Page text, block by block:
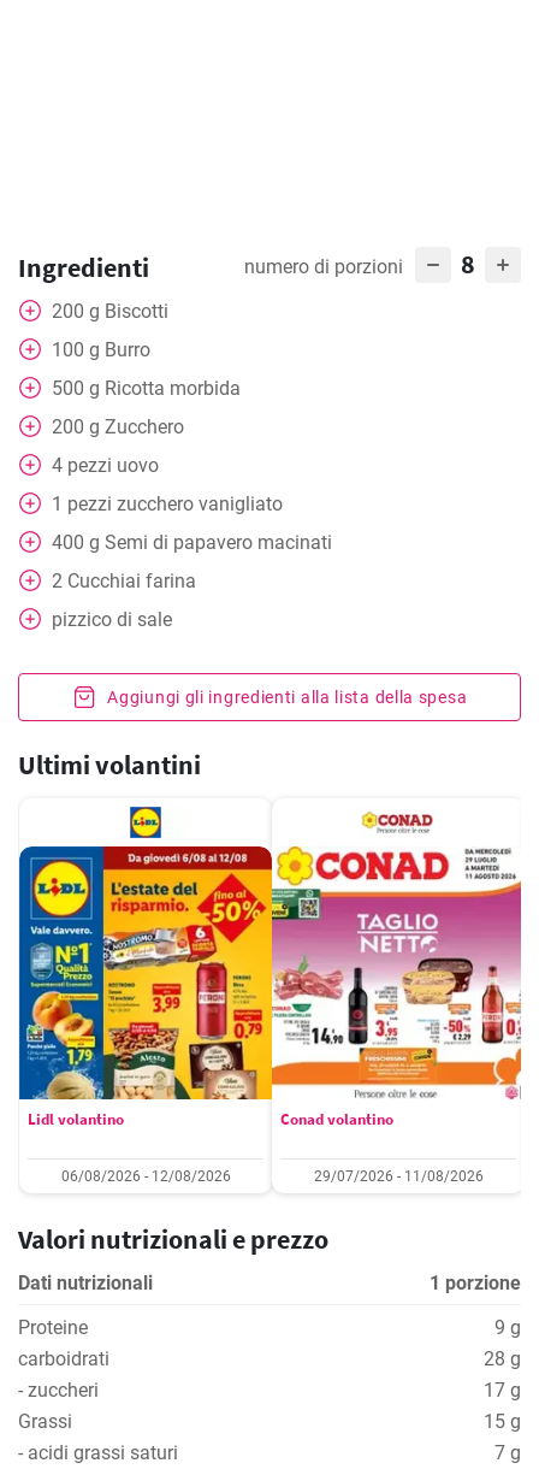
Ingredienti numero di porzioni 8
200 g Biscotti
100 g Burro
500 g Ricotta morbida
200 g Zucchero
4 pezzi uovo
1 pezzi zucchero vanigliato
400 g Semi di papavero macinati
2 Cucchiai farina
pizzico di sale
Aggiungi gli ingredienti alla lista della spesa
Ultimi volantini
Lidl volantino
06/08/2026 - 12/08/2026
Conad volantino
29/07/2026 - 11/08/2026
Valori nutrizionali e prezzo
Dati nutrizionali
1 porzione
Proteine
9 g
carboidrati
28 g
- zuccheri
17 g
Grassi
15 g
- acidi grassi saturi
7 g